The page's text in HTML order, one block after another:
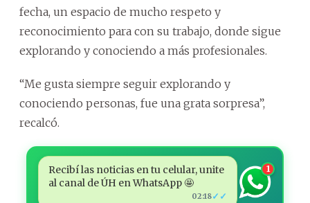
fecha, un espacio de mucho respeto y
reconocimiento para con su trabajo, donde sigue
explorando y conociendo a más profesionales.
“Me gusta siempre seguir explorando y
conociendo personas, fue una grata sorpresa”,
recalcó.
Recibí las noticias en tu celular, unite
al canal de ÚH en WhatsApp 🤩
02:18✓✓
1